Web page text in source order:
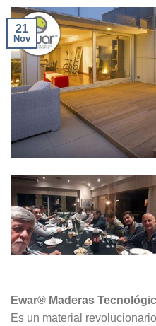
21
Nov
Ewar® Maderas
Es un material